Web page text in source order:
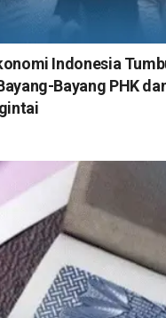
Indonesia
Bayang PHK